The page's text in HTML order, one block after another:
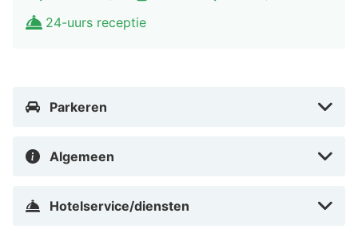
Dicht bij Avicii Arena
24-uurs receptie
Parkeren
Algemeen
Hotelservice/diensten